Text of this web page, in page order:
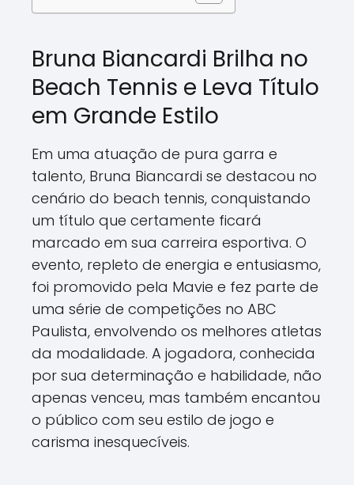
Bruna Biancardi Brilha no
Beach Tennis e Leva Título
em Grande Estilo
Em uma atuação de pura garra e
talento, Bruna Biancardi se destacou no
cenário do beach tennis, conquistando
um título que certamente ficará
marcado em sua carreira esportiva. O
evento, repleto de energia e entusiasmo,
foi promovido pela Mavie e fez parte de
uma série de competições no ABC
Paulista, envolvendo os melhores atletas
da modalidade. A jogadora, conhecida
por sua determinação e habilidade, não
apenas venceu, mas também encantou
o público com seu estilo de jogo e
carisma inesquecíveis.